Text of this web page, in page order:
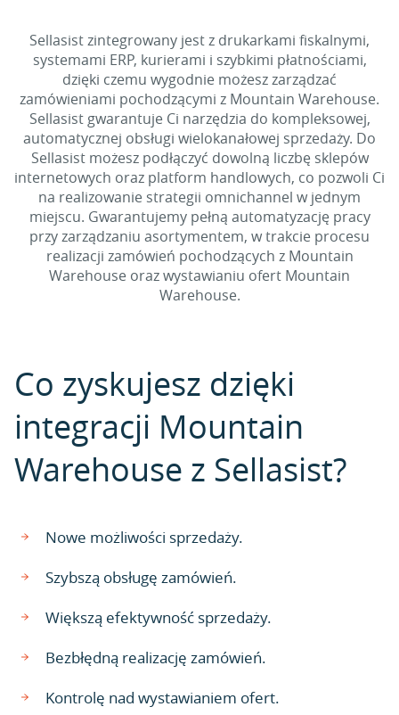
Sellasist zintegrowany jest z drukarkami fiskalnymi,
systemami ERP, kurierami i szybkimi płatnościami,
dzięki czemu wygodnie możesz zarządzać
zamówieniami pochodzącymi z Mountain Warehouse.
Sellasist gwarantuje Ci narzędzia do kompleksowej,
automatycznej obsługi wielokanałowej sprzedaży. Do
Sellasist możesz podłączyć dowolną liczbę sklepów
internetowych oraz platform handlowych, co pozwoli Ci
na realizowanie strategii omnichannel w jednym
miejscu. Gwarantujemy pełną automatyzację pracy
przy zarządzaniu asortymentem, w trakcie procesu
realizacji zamówień pochodzących z Mountain
Warehouse oraz wystawianiu ofert Mountain
Warehouse.
Co zyskujesz dzięki
integracji Mountain
Warehouse z Sellasist?
Nowe możliwości sprzedaży.
Szybszą obsługę zamówień.
Większą efektywność sprzedaży.
Bezbłędną realizację zamówień.
Kontrolę nad wystawianiem ofert.